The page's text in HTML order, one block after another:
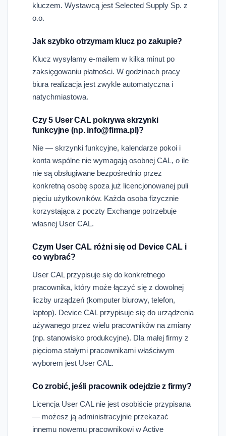
kluczem. Wystawcą jest Selected Supply Sp. z
o.o.
Jak szybko otrzymam klucz po zakupie?
Klucz wysyłamy e-mailem w kilka minut po
zaksięgowaniu płatności. W godzinach pracy
biura realizacja jest zwykle automatyczna i
natychmiastowa.
Czy 5 User CAL pokrywa skrzynki
funkcyjne (np. info@firma.pl)?
Nie — skrzynki funkcyjne, kalendarze pokoi i
konta wspólne nie wymagają osobnej CAL, o ile
nie są obsługiwane bezpośrednio przez
konkretną osobę spoza już licencjonowanej puli
pięciu użytkowników. Każda osoba fizycznie
korzystająca z poczty Exchange potrzebuje
własnej User CAL.
Czym User CAL różni się od Device CAL i
co wybrać?
User CAL przypisuje się do konkretnego
pracownika, który może łączyć się z dowolnej
liczby urządzeń (komputer biurowy, telefon,
laptop). Device CAL przypisuje się do urządzenia
używanego przez wielu pracowników na zmiany
(np. stanowisko produkcyjne). Dla małej firmy z
pięcioma stałymi pracownikami właściwym
wyborem jest User CAL.
Co zrobić, jeśli pracownik odejdzie z firmy?
Licencja User CAL nie jest osobiście przypisana
— możesz ją administracyjnie przekazać
innemu nowemu pracownikowi w Active